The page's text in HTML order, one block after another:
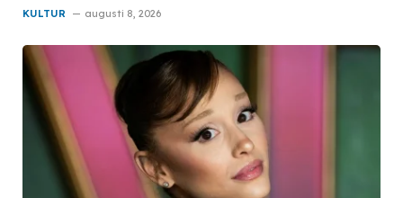
KULTUR augusti 8, 2026